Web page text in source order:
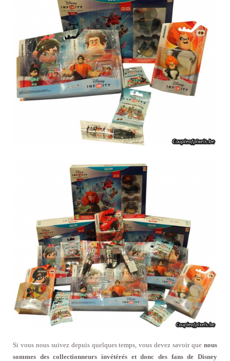
Si vous nous suivez depuis quelques temps, vous devez savoir que nous
sommes des collectionneurs invétérés et donc des fans de Disney